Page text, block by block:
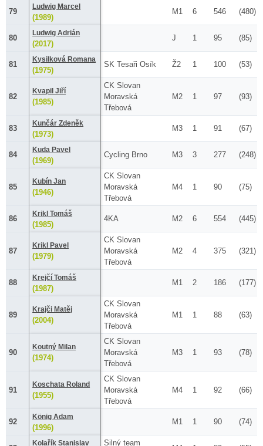
79
Ludwig Marcel
(1989)
M1 6 546 (480)
80
Ludwig Adrián
(2017)
J 1 95 (85)
81
Kysilková Romana
(1975)
SK Tesaři Osík Ž2 1 100 (53)
82
Kvapil Jiří
(1985)
CK Slovan
Moravská
Třebová
M2 1 97 (93)
83
Kunčár Zdeněk
(1973)
M3 1 91 (67)
84
Kuda Pavel
(1969)
Cycling Brno M3 3 277 (248)
85
Kubín Jan
(1946)
CK Slovan
Moravská
Třebová
M4 1 90 (75)
86
Krikl Tomáš
(1985)
4KA M2 6 554 (445)
87
Krikl Pavel
(1979)
CK Slovan
Moravská
Třebová
M2 4 375 (321)
88
Krejčí Tomáš
(1987)
M1 2 186 (177)
89
Krajči Matěj
(2004)
CK Slovan
Moravská
Třebová
M1 1 88 (63)
90
Koutný Milan
(1974)
CK Slovan
Moravská
Třebová
M3 1 93 (78)
91
Koschata Roland
(1955)
CK Slovan
Moravská
Třebová
M4 1 92 (66)
92
König Adam
(1996)
M1 1 90 (74)
Kolařík Stanislav Silný team